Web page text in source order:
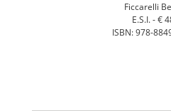
Ficcarelli
E.S.I. -€
ISBN: 978-